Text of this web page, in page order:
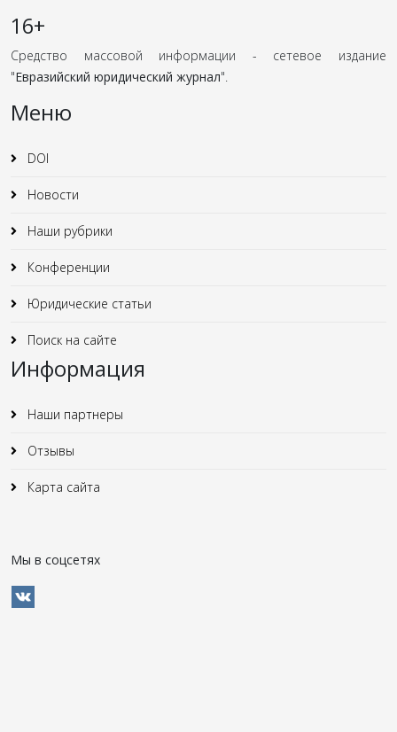
16+
Средство массовой информации - сетевое издание
"Евразийский юридический журнал".
Меню
DOI
Новости
Наши рубрики
Конференции
Юридические статьи
Поиск на сайте
Информация
Наши партнеры
Отзывы
Карта сайта
Мы в соцсетях